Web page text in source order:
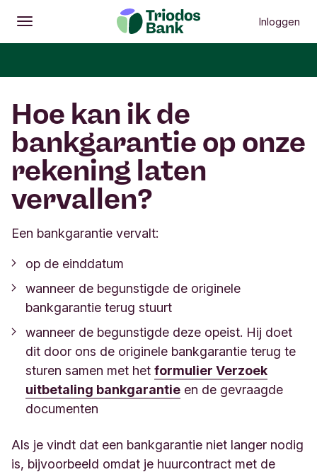
Openen
Hoofdmenu Inloggen
Hoe kan ik de
bankgarantie op onze
rekening laten
vervallen?
Een bankgarantie vervalt:
op de einddatum
wanneer de begunstigde de originele
bankgarantie terug stuurt
wanneer de begunstigde deze opeist. Hij doet
dit door ons de originele bankgarantie terug te
sturen samen met het formulier Verzoek
uitbetaling bankgarantie en de gevraagde
documenten
Als je vindt dat een bankgarantie niet langer nodig
is, bijvoorbeeld omdat je huurcontract met de